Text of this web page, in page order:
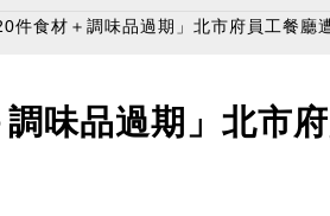
件食材＋調味品過期」北市府員工餐廳
調味品過期」北市